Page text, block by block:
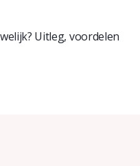
Uitleg, voordelen